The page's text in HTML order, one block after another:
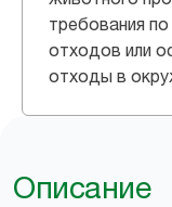
требования
отходов или
отходы в
Описание